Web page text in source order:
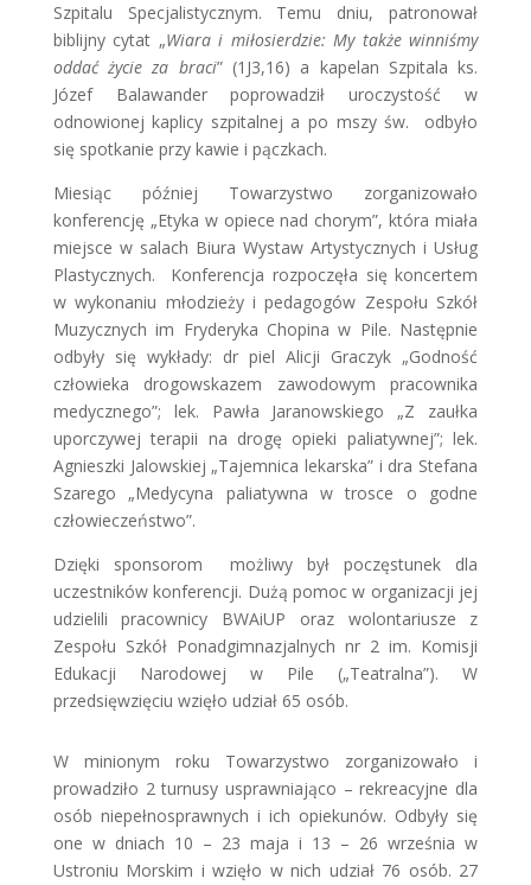
Szpitalu Specjalistycznym. Temu dniu, patronował
biblijny cytat „Wiara i miłosierdzie: My także winniśmy
oddać życie za braci” (1J3,16) a kapelan Szpitala ks.
Józef Balawander poprowadził uroczystość w
odnowionej kaplicy szpitalnej a po mszy św. odbyło
się spotkanie przy kawie i pączkach.
Miesiąc później Towarzystwo zorganizowało
konferencję „Etyka w opiece nad chorym”, która miała
miejsce w salach Biura Wystaw Artystycznych i Usług
Plastycznych. Konferencja rozpoczęła się koncertem
w wykonaniu młodzieży i pedagogów Zespołu Szkół
Muzycznych im Fryderyka Chopina w Pile. Następnie
odbyły się wykłady: dr piel Alicji Graczyk „Godność
człowieka drogowskazem zawodowym pracownika
medycznego”; lek. Pawła Jaranowskiego „Z zaułka
uporczywej terapii na drogę opieki paliatywnej”; lek.
Agnieszki Jalowskiej „Tajemnica lekarska” i dra Stefana
Szarego „Medycyna paliatywna w trosce o godne
człowieczeństwo”.
Dzięki sponsorom możliwy był poczęstunek dla
uczestników konferencji. Dużą pomoc w organizacji jej
udzielili pracownicy BWAiUP oraz wolontariusze z
Zespołu Szkół Ponadgimnazjalnych nr 2 im. Komisji
Edukacji Narodowej w Pile („Teatralna”). W
przedsięwzięciu wzięło udział 65 osób.
W minionym roku Towarzystwo zorganizowało i
prowadziło 2 turnusy usprawniająco – rekreacyjne dla
osób niepełnosprawnych i ich opiekunów. Odbyły się
one w dniach 10 – 23 maja i 13 – 26 września w
Ustroniu Morskim i wzięło w nich udział 76 osób. 27